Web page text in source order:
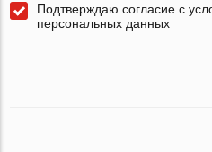
Подтверждаю согласие с
персональных данных